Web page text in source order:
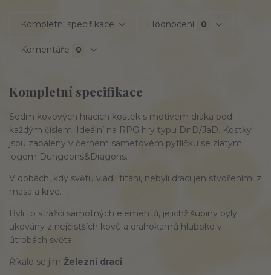
Kompletní specifikace Hodnocení 0
Komentáře 0
Kompletní specifikace
Sedm kovových hracích kostek s motivem draka pod
každým číslem. Ideální na RPG hry typu DnD/JaD. Kostky
jsou zabaleny v černém sametovém pytlíčku se zlatým
logem Dungeons&Dragons.
V dobách, kdy světu vládli titáni, nebyli draci jen stvořeními z
masa a krve.
Byli to strážci samotných elementů, jejichž šupiny byly
ukovány z nejčistších kovů a drahokamů hluboko v
útrobách světa.
Říkalo se jim Železní draci.